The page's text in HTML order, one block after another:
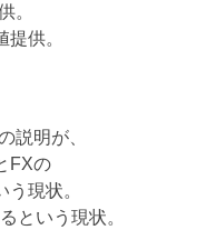
。
供。
説明が、
FXの
現状。
という現状。